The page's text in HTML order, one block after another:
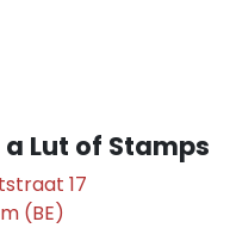
Lut of Stamps
17
(BE)